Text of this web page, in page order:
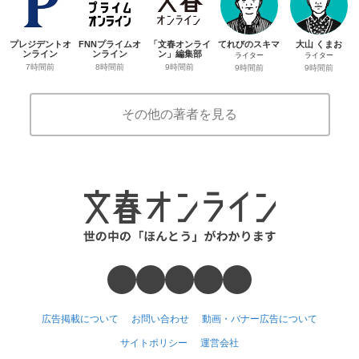
プレジデントオ
ンライン
7時間前
FNNプライムオ
ンライン
8時間前
「文春オンライ
ン」編集部
9時間前
てれびのスキマ
ライター
9時間前
大山 くまお
ライター
9時間前
その他の著者を見る
広告掲載について お問い合わせ 動画・バナー広告について
サイトポリシー 運営会社